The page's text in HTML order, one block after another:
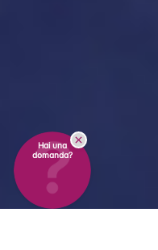
Hai una
domanda?